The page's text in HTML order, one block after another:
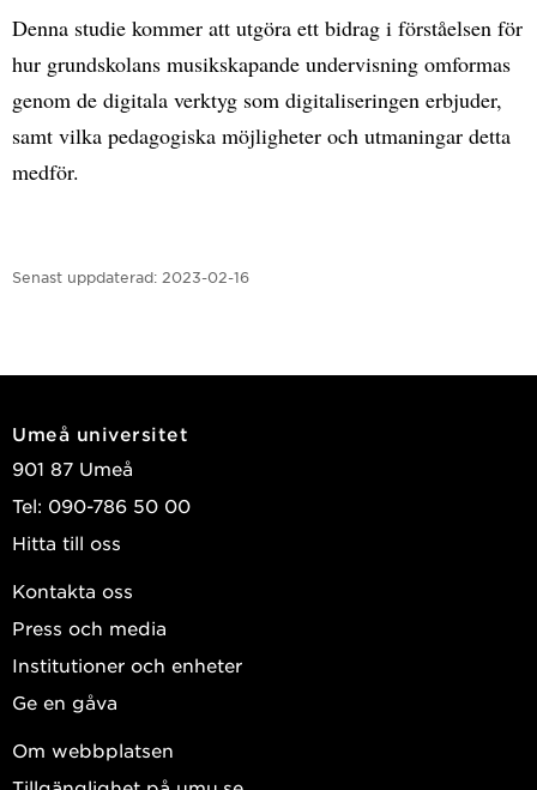
Denna studie kommer att utgöra ett bidrag i förståelsen för
hur grundskolans musikskapande undervisning omformas
genom de digitala verktyg som digitaliseringen erbjuder,
samt vilka pedagogiska möjligheter och utmaningar detta
medför.
Senast uppdaterad: 2023-02-16
Umeå universitet
901 87 Umeå
Tel: 090-786 50 00
Hitta till oss
Kontakta oss
Press och media
Institutioner och enheter
Ge en gåva
Om webbplatsen